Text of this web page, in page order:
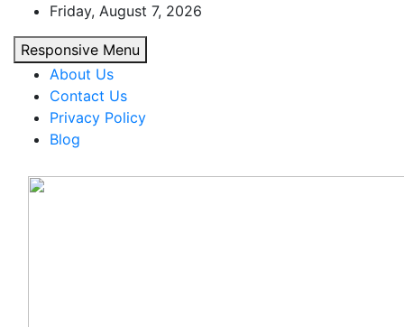
content
Friday, August 7, 2026
Responsive Menu
About Us
Contact Us
Privacy Policy
Blog